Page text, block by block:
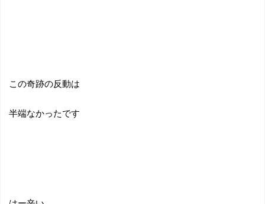
この奇跡の反動は
半端なかったです